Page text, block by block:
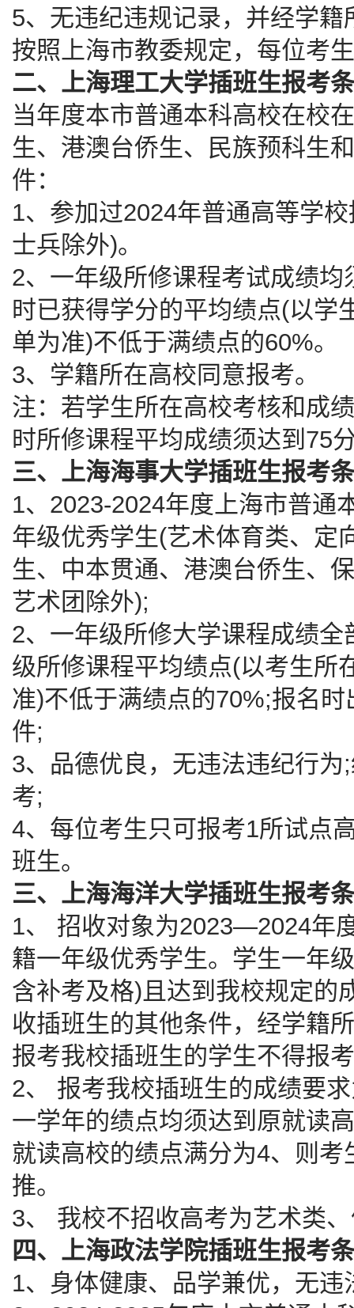
5、无违纪违规记录，并经学籍
按照上海市教委规定，每位考
二、上海理工大学插班生报考
当年度本市普通本科高校在校
生、港澳台侨生、民族预科生
件：
1、参加过2024年普通高等学
士兵除外)。
2、一年级所修课程考试成绩
时已获得学分的平均绩点(以学
单为准)不低于满绩点的60%。
3、学籍所在高校同意报考。
注：若学生所在高校考核和成
时所修课程平均成绩须达到75
三、上海海事大学插班生报考
1、2023-2024年度上海市普通
年级优秀学生(艺术体育类、定
生、中本贯通、港澳台侨生、
艺术团除外);
2、一年级所修大学课程成绩
级所修课程平均绩点(以考生所
准)不低于满绩点的70%;报名
件;
3、品德优良，无违法违纪行
考;
4、每位考生只可报考1所试点
班生。
三、上海海洋大学插班生报考
1、 招收对象为2023—2024年
籍一年级优秀学生。学生一年
含补考及格)且达到我校规定的
收插班生的其他条件，经学籍
报考我校插班生的学生不得报
2、 报考我校插班生的成绩要
一学年的绩点均须达到原就读
就读高校的绩点满分为4、则
推。
3、 我校不招收高考为艺术类
四、上海政法学院插班生报考
1、身体健康、品学兼优，无违